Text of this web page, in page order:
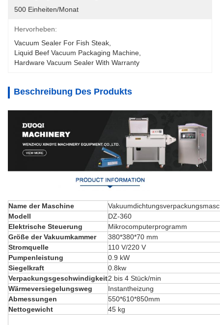
500 Einheiten/Monat
Hervorheben:
Vacuum Sealer For Fish Steak
Liquid Beef Vacuum Packaging Machine
Hardware Vacuum Sealer With Warranty
Beschreibung Des Produkts
Name der Maschine
Modell
DZ-360
Elektrische Steuerung
Mikrocomputerprogramm
Größe der Vakuumkammer
380*380*70 mm
Stromquelle
110 V/220 V
Pumpenleistung
0.9 kW
Siegelkraft
0.8kw
Verpackungsgeschwindigkeit2 bis 4 Stück/min
Wärmeversiegelungsweg
Instantheizung
Abmessungen
550*610*850mm
Nettogewicht
45 kg